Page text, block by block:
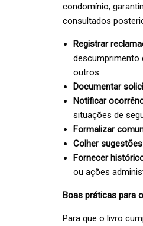
condomínio,
consultados
Registrar
outros.
Documentar
Notificar
situações de
Formalizar
Colher
Fornecer
ou ações
Boas práticas para
Para que o livro